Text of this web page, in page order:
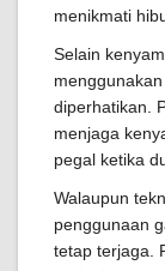
menikmati
Selain
diperhatikan.
menjaga
pegal ketika
Walaupun
penggunaan
tetap terjaga.